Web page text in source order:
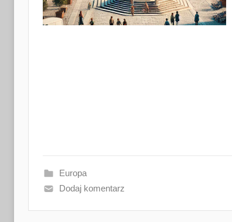
Europa
Dodaj komentarz